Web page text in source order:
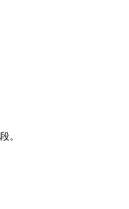
。